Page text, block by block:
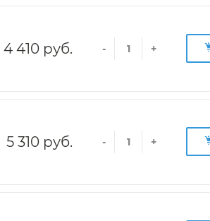
4 410 руб. - +
5 310 руб. - +